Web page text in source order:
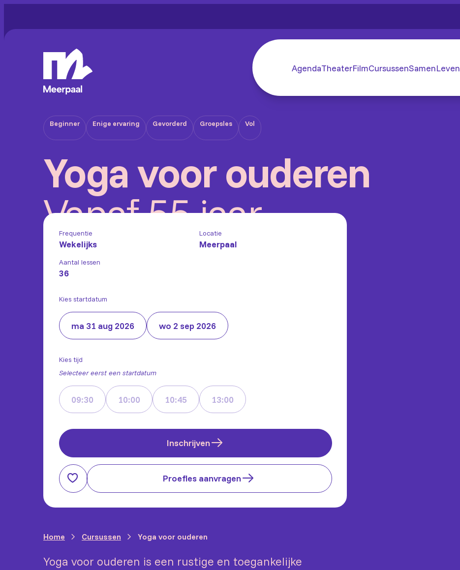
AgendaTheaterFilmCursussenSamenLeven
Beginner Enige ervaring Gevorderd Groepsles Vol
Yoga voor ouderen
Vanaf 55 jaar
Frequentie
Wekelijks
Locatie
Meerpaal
Aantal lessen
36
Kies startdatum
ma 31 aug 2026 wo 2 sep 2026
Kies tijd
Selecteer eerst een startdatum
09:30 10:00 10:45 13:00
Inschrijven
Proefles aanvragen
Home Cursussen Yoga voor ouderen
Yoga voor ouderen is een rustige en toegankelijke